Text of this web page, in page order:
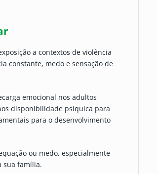
a contextos de violência
constante, medo e sensação de
emocional nos adultos
disponibilidade psíquica para
para o desenvolvimento
ou medo, especialmente
sua família.